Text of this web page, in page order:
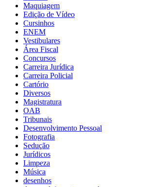
Maquiagem
Edição de Vídeo
Cursinhos
ENEM
Vestibulares
Área Fiscal
Concursos
Carreira Jurídica
Carreira Policial
Cartório
Diversos
Magistratura
OAB
Tribunais
Desenvolvimento Pessoal
Fotografia
Sedução
Jurídicos
Limpeza
Música
desenhos